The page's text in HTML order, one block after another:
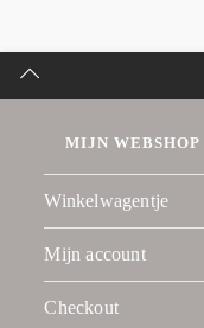
MIJN WEBSHOP
Winkelwagentje
Mijn account
Checkout